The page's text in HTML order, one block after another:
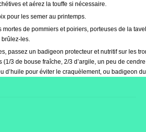
et aérez la touffe si nécessaire.
pour les semer au printemps.
mortes de pommiers et poiriers, porteuses de la
brûlez-les.
passez un badigeon protecteur et nutritif sur les
(1/3 de bouse fraîche, 2/3 d’argile, un peu de
d’huile pour éviter le craquèlement, ou badigeon